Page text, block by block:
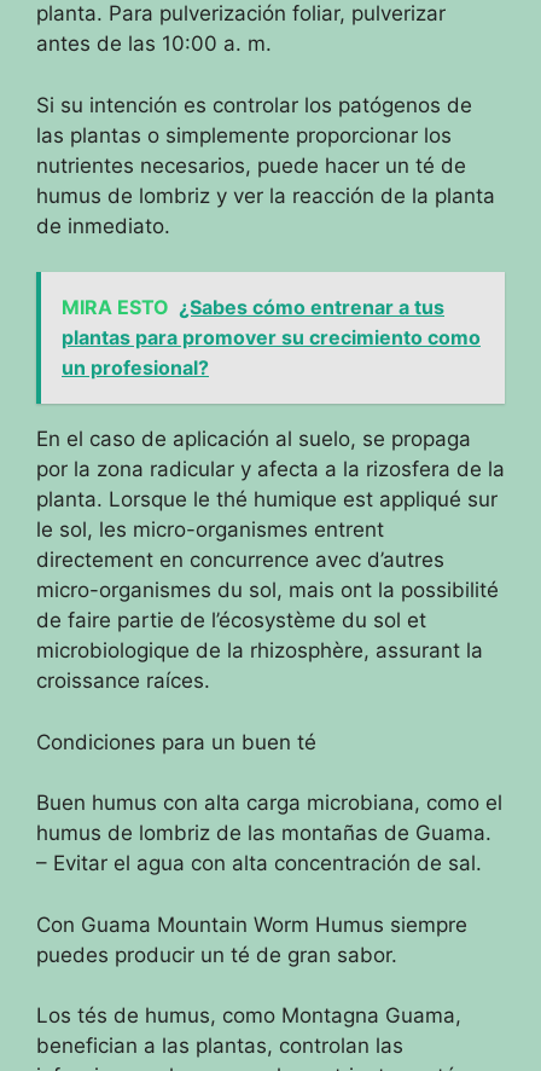
planta. Para pulverización foliar, pulverizar
antes de las 10:00 a. m.
Si su intención es controlar los patógenos de
las plantas o simplemente proporcionar los
nutrientes necesarios, puede hacer un té de
humus de lombriz y ver la reacción de la planta
de inmediato.
MIRA ESTO ¿Sabes cómo entrenar a tus
plantas para promover su crecimiento como
un profesional?
En el caso de aplicación al suelo, se propaga
por la zona radicular y afecta a la rizosfera de la
planta. Lorsque le thé humique est appliqué sur
le sol, les micro-organismes entrent
directement en concurrence avec d’autres
micro-organismes du sol, mais ont la possibilité
de faire partie de l’écosystème du sol et
microbiologique de la rhizosphère, assurant la
croissance raíces.
Condiciones para un buen té
Buen humus con alta carga microbiana, como el
humus de lombriz de las montañas de Guama.
– Evitar el agua con alta concentración de sal.
Con Guama Mountain Worm Humus siempre
puedes producir un té de gran sabor.
Los tés de humus, como Montagna Guama,
benefician a las plantas, controlan las